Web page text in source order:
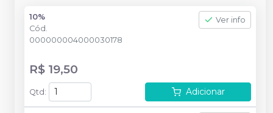
10%
Cód.
000000004000030178
Ver info
R$ 19,50
Qtd: Adicionar